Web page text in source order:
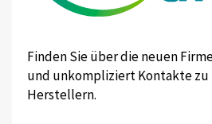
Finden Sie über die neuen
und unkompliziert Kontakte zu
Herstellern.